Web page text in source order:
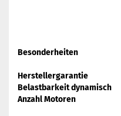
Besonderheiten
Herstellergarantie
Belastbarkeit dynamisch
Anzahl Motoren